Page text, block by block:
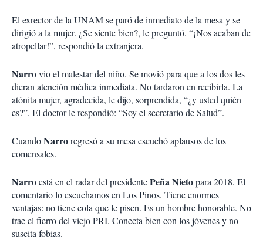
El exrector de la UNAM se paró de inmediato de la mesa y se
dirigió a la mujer. ¿Se siente bien?, le preguntó. “¡Nos acaban de
atropellar!”, respondió la extranjera.
Narrovio el malestar del niño. Se movió para que a los dos les
dieran atención médica inmediata. No tardaron en recibirla. La
atónita mujer, agradecida, le dijo, sorprendida, “¿y usted quién
es?”. El doctor le respondió: “Soy el secretario de Salud”.
CuandoNarroregresó a su mesa escuchó aplausos de los
comensales.
Narroestá en el radar del presidentePeña Nietopara 2018. El
comentario lo escuchamos en Los Pinos. Tiene enormes
ventajas: no tiene cola que le pisen. Es un hombre honorable. No
trae el fierro del viejo PRI. Conecta bien con los jóvenes y no
suscita fobias.